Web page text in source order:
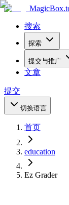
MagicBox
搜索
探索
提交与推广
文章
提交
切换语言
首页
education
Ez Grader